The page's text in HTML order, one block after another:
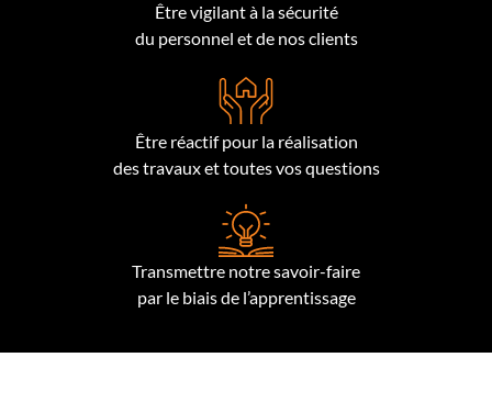
Être vigilant à la sécurité
du personnel et de nos clients
Être réactif pour la réalisation
des travaux et toutes vos questions
Transmettre notre savoir-faire
par le biais de l’apprentissage